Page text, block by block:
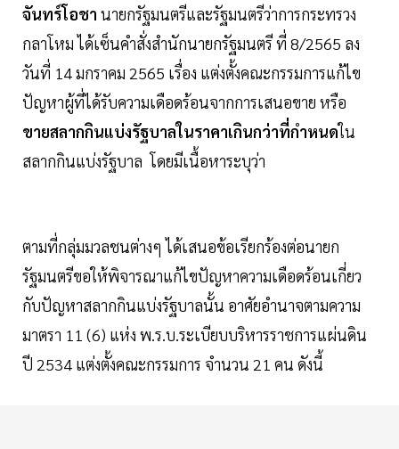
จันทร์โอชา นายกรัฐมนตรีและรัฐมนตรีว่าการกระทรวง
กลาโหม ได้เซ็นคำสั่งสำนักนายกรัฐมนตรี ที่ 8/2565 ลง
วันที่ 14 มกราคม 2565 เรื่อง แต่งตั้งคณะกรรมการแก้ไข
ปัญหาผู้ที่ได้รับความเดือดร้อนจากการเสนอขาย หรือ
ขายสลากกินแบ่งรัฐบาลในราคาเกินกว่าที่กำหนดใน
สลากกินแบ่งรัฐบาล โดยมีเนื้อหาระบุว่า
ตามที่กลุ่มมวลชนต่างๆ ได้เสนอข้อเรียกร้องต่อนายก
รัฐมนตรีขอให้พิจารณาแก้ไขปัญหาความเดือดร้อนเกี่ยว
กับปัญหาสลากกินแบ่งรัฐบาลนั้น อาศัยอำนาจตามความ
มาตรา 11 (6) แห่ง พ.ร.บ.ระเบียบบริหารราชการแผ่นดิน
ปี 2534 แต่งตั้งคณะกรรมการ จำนวน 21 คน ดังนี้